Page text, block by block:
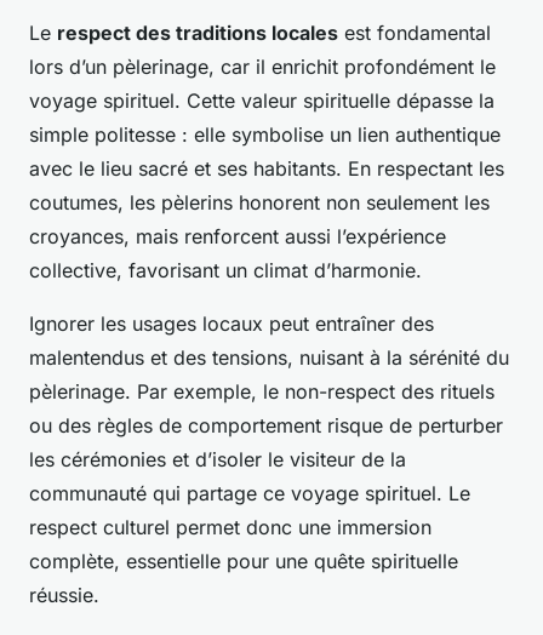
Le respect des traditions locales est fondamental
lors d’un pèlerinage, car il enrichit profondément le
voyage spirituel. Cette valeur spirituelle dépasse la
simple politesse : elle symbolise un lien authentique
avec le lieu sacré et ses habitants. En respectant les
coutumes, les pèlerins honorent non seulement les
croyances, mais renforcent aussi l’expérience
collective, favorisant un climat d’harmonie.
Ignorer les usages locaux peut entraîner des
malentendus et des tensions, nuisant à la sérénité du
pèlerinage. Par exemple, le non-respect des rituels
ou des règles de comportement risque de perturber
les cérémonies et d’isoler le visiteur de la
communauté qui partage ce voyage spirituel. Le
respect culturel permet donc une immersion
complète, essentielle pour une quête spirituelle
réussie.